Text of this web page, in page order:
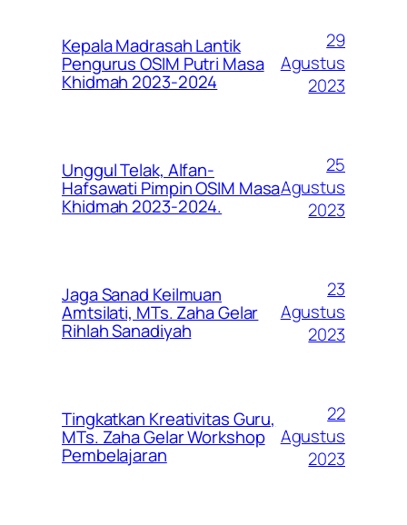
Kepala Madrasah Lantik
Pengurus OSIM Putri Masa
Khidmah 2023-2024
29
Agustus
2023
Unggul Telak, Alfan-
Hafsawati Pimpin OSIM Masa
Khidmah 2023-2024.
25
Agustus
2023
Jaga Sanad Keilmuan
Amtsilati, MTs. Zaha Gelar
Rihlah Sanadiyah
23
Agustus
2023
Tingkatkan Kreativitas Guru,
MTs. Zaha Gelar Workshop
Pembelajaran
22
Agustus
2023